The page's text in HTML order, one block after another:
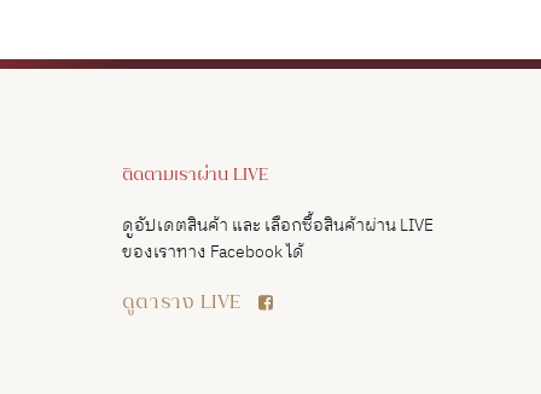
ติดตามเราผ่าน LIVE
ดูอัปเดตสินค้า และ เลือกซื้อสินค้าผ่าน LIVE
ของเราทาง Facebook ได้
ดูตาราง LIVE